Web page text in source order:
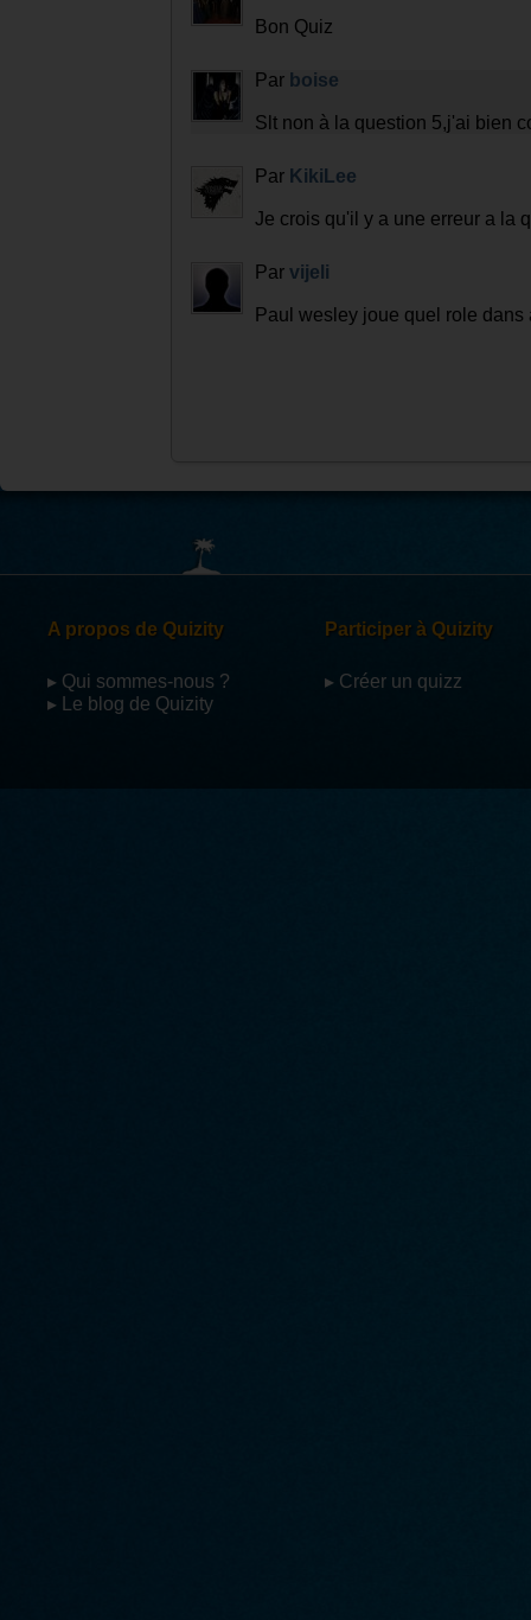
Bon Quiz
Par boise
Slt non à la question 5,j'ai bien
Par KikiLee
Je crois qu'il y a une erreur a la
Par vijeli
Paul wesley joue quel role dans
A propos de Quizity
▸ Qui sommes-nous ?
▸ Le blog de Quizity
Participer à Quizity
▸ Créer un quizz